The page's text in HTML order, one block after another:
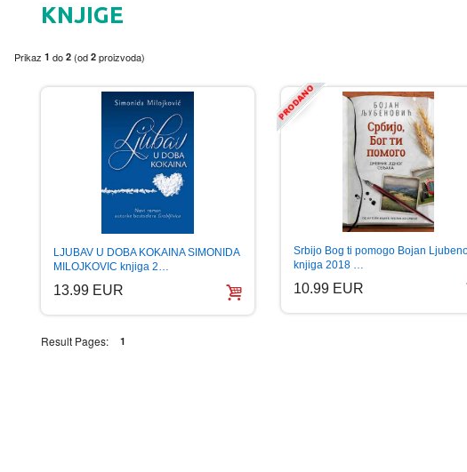
KNJIGE
Prikaz 1 do 2 (od 2 proizvoda)
LJUBAV U DOBA KOKAINA SIMONIDA
MILOJKOVIC knjiga 2…
13.99 EUR
Srbijo Bog ti pomogo Bojan
knjiga 2018 …
10.99 EUR
Result Pages: 1